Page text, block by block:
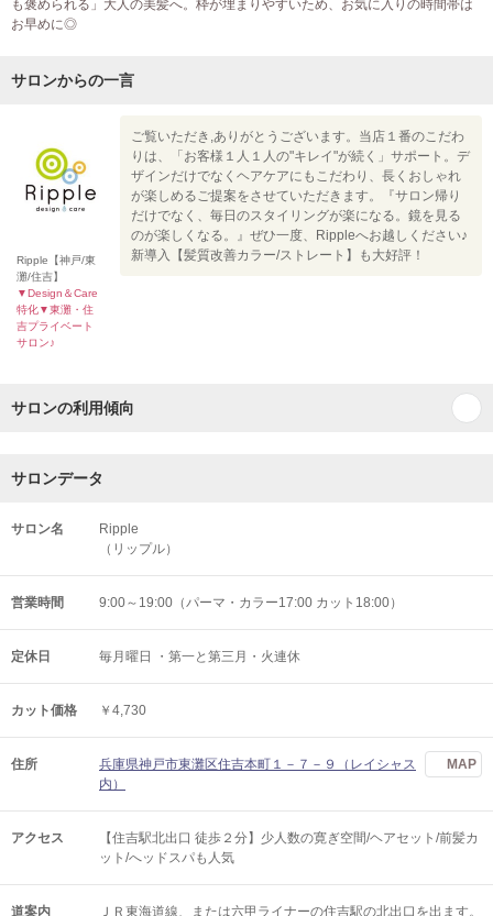
も褒められる」大人の美髪へ。枠が埋まりやすいため、お気に入りの時間帯は
お早めに◎
サロンからの一言
Ripple【神戸/東
灘/住吉】
▼Design＆Care
特化▼東灘・住
吉プライベート
サロン♪
ご覧いただき,ありがとうございます。当店１番のこだわ
りは、「お客様１人１人の"キレイ"が続く」サポート。デ
ザインだけでなくヘアケアにもこだわり、長くおしゃれ
が楽しめるご提案をさせていただきます。『サロン帰り
だけでなく、毎日のスタイリングが楽になる。鏡を見る
のが楽しくなる。』ぜひ一度、Rippleへお越しください♪
新導入【髪質改善カラー/ストレート】も大好評！
サロンの利用傾向
サロンデータ
サロン名
Ripple
（リップル）
営業時間 9:00～19:00（パーマ・カラー17:00 カット18:00）
定休日 毎月曜日 ・第一と第三月・火連休
カット価格 ￥4,730
住所
兵庫県神戸市東灘区住吉本町１－７－９（レイシャス
内）
MAP
アクセス
【住吉駅北出口 徒歩２分】少人数の寛ぎ空間/ヘアセット/前髪カ
ット/へッドスパも人気
道案内 ＪＲ東海道線、または六甲ライナーの住吉駅の北出口を出ます。